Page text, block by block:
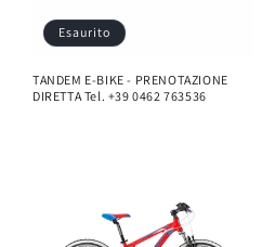
Esaurito
TANDEM E-BIKE - PRENOTAZIONE
DIRETTA Tel. +39 0462 763536